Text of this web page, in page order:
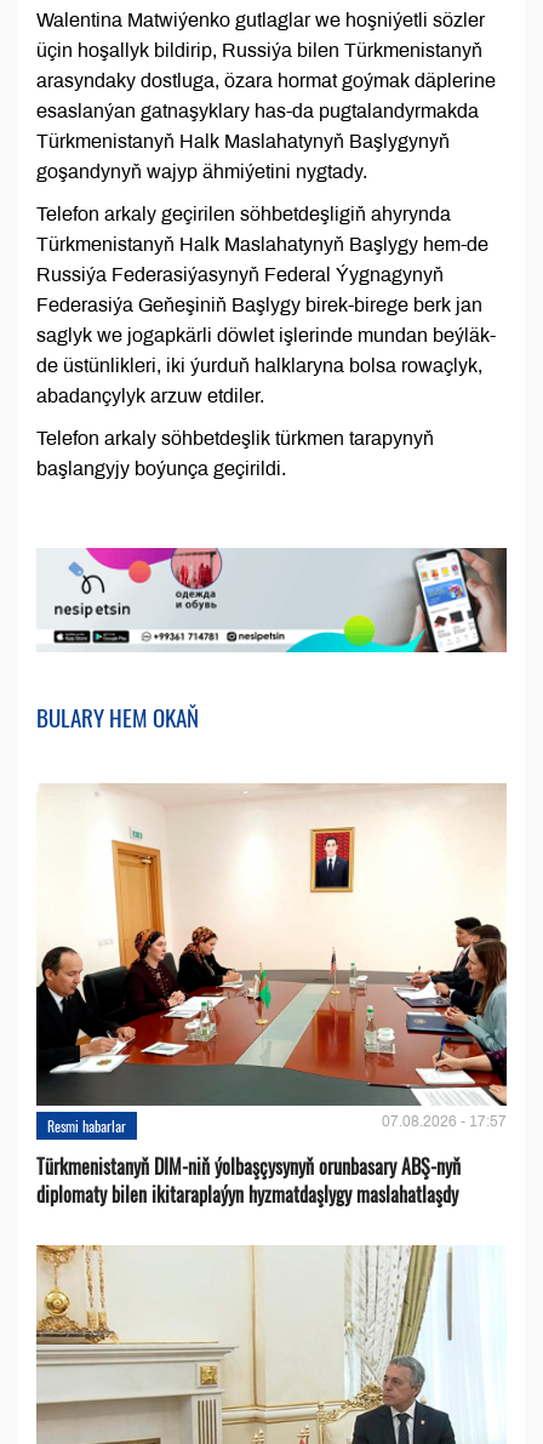
Walentina Matwiýenko gutlaglar we hoşniýetli sözler
üçin hoşallyk bildirip, Russiýa bilen Türkmenistanyň
arasyndaky dostluga, özara hormat goýmak däplerine
esaslanýan gatnaşyklary has-da pugtalandyrmakda
Türkmenistanyň Halk Maslahatynyň Başlygynyň
goşandynyň wajyp ähmiýetini nygtady.
Telefon arkaly geçirilen söhbetdeşligiň ahyrynda
Türkmenistanyň Halk Maslahatynyň Başlygy hem-de
Russiýa Federasiýasynyň Federal Ýygnagynyň
Federasiýa Geňeşiniň Başlygy birek-birege berk jan
saglyk we jogapkärli döwlet işlerinde mundan beýläk-
de üstünlikleri, iki ýurduň halklaryna bolsa rowaçlyk,
abadançylyk arzuw etdiler.
Telefon arkaly söhbetdeşlik türkmen tarapynyň
başlangyjy boýunça geçirildi.
BULARY HEM OKAŇ
Resmi habarlar 07.08.2026 - 17:57
Türkmenistanyň DIM-niň ýolbaşçysynyň orunbasary ABŞ-nyň
diplomaty bilen ikitaraplaýyn hyzmatdaşlygy maslahatlaşdy